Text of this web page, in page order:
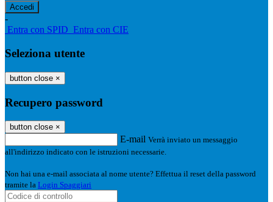
-
Entra con SPID Entra con CIE
Seleziona utente
button close ×
Recupero password
button close ×
E-mail Verrà inviato un messaggio
all'indirizzo indicato con le istruzioni necessarie.
Non hai una e-mail associata al nome utente? Effettua il reset della password
tramite la Login Spaggiari